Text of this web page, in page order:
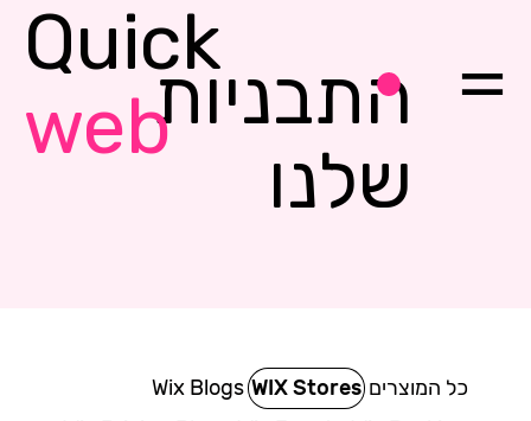
Quick
web
כל המוצרים WIX Stores
Wix Blogs
התבניות
שלנו